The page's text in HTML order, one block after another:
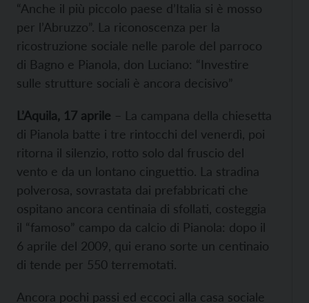
“Anche il più piccolo paese d’Italia si è mosso
per l’Abruzzo”. La riconoscenza per la
ricostruzione sociale nelle parole del parroco
di Bagno e Pianola, don Luciano: “Investire
sulle strutture sociali è ancora decisivo”
L’Aquila, 17 aprile – La campana della chiesetta
di Pianola batte i tre rintocchi del venerdì, poi
ritorna il silenzio, rotto solo dal fruscio del
vento e da un lontano cinguettio. La stradina
polverosa, sovrastata dai prefabbricati che
ospitano ancora centinaia di sfollati, costeggia
il “famoso” campo da calcio di Pianola: dopo il
6 aprile del 2009, qui erano sorte un centinaio
di tende per 550 terremotati.
Ancora pochi passi ed eccoci alla casa sociale